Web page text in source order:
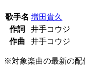
歌手名 増田貴久
作詞
井手コウジ
作曲
井手コウジ
※対象楽曲の最新の配